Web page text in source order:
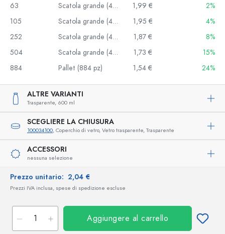
63
Scatola grande (48 pz) 1,99 €
2%
105
Scatola grande (48 pz) 1,95 €
4%
252
Scatola grande (48 pz) 1,87 €
8%
504
Scatola grande (48 pz) 1,73 €
15%
884
Pallet (884 pz) 1,54 € 24%
ALTRE VARIANTI
Trasparente, 600 ml
SCEGLIERE LA CHIUSURA
100034100, Coperchio di vetro, Vetro trasparente, Trasparente
ACCESSORI
nessuna selezione
Prezzo unitario: 2,04 €
Prezzi IVA inclusa, spese di spedizione escluse
Aggiungere al carrello